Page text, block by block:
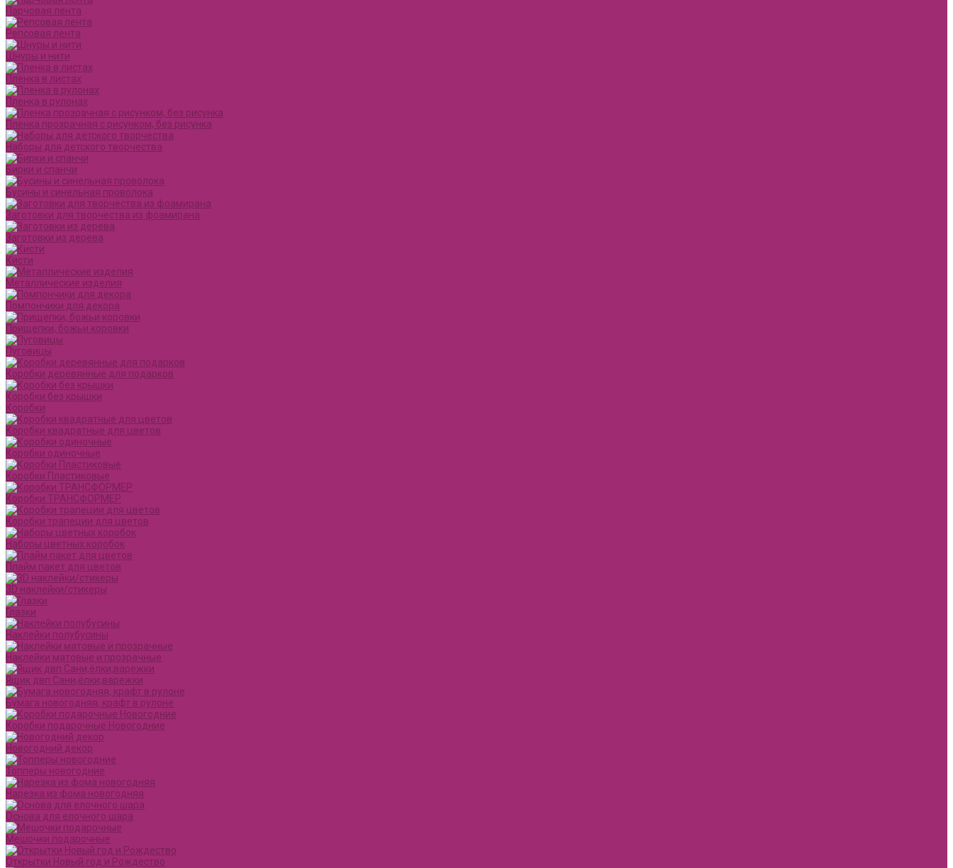
Парчовая лента
Репсовая лента
Шнуры и нити
Пленка в листах
Пленка в рулонах
Пленка прозрачная с рисунком, без рисунка
Наборы для детского творчества
Бирки и спанчи
Бусины и синельная проволока
Заготовки для творчества из фоамирана
Заготовки из дерева
Кисти
Металлические изделия
Помпончики для декора
Прищепки, божьи коровки
Пуговицы
Коробки деревянные для подарков
Коробки без крышки
Коробки
Коробки квадратные для цветов
Коробки одиночные
Коробки Пластиковые
Коробки ТРАНСФОРМЕР
Коробки трапеции для цветов
Наборы цветных коробок
Плайм пакет для цветов
3D наклейки/стикеры
Глазки
Наклейки полубусины
Наклейки матовые и прозрачные
Ящик двп Сани,ёлки,варежки
Бумага новогодняя, крафт в рулоне
Коробки подарочные Новогодние
Новогодний декор
Топперы новогодние
Нарезка из фома новогодняя
Основа для елочного шара
Мешочки подарочные
Открытки Новый год и Рождество